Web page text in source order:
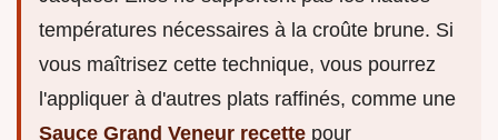
températures nécessaires à la croûte brune. Si
vous maîtrisez cette technique, vous pourrez
l'appliquer à d'autres plats raffinés, comme une
Sauce Grand Veneur recette pour